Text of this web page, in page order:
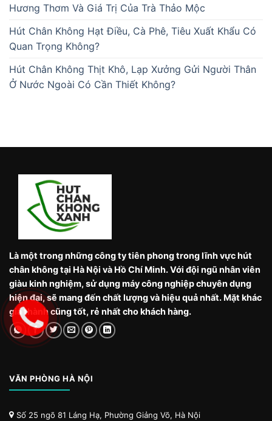
Hương Thơm Và Giá Trị Của Trà Thảo Mộc
Hút Chân Không Hạt Điều, Cà Phê, Tiêu Xuất Khẩu Có
Quan Trọng Không?
Hút Chân Không Thịt Khô, Lạp Xưởng Gửi Người Thân
Ở Nước Ngoài Có Cần Thiết Không?
Là một trong những công ty tiên phong trong lĩnh vực hút
chân không tại Hà Nội và Hồ Chí Minh. Với đội ngũ nhân viên
giàu kinh nghiệm, sử dụng máy công nghiệp chuyên dụng
hiện đại, sẽ mang đến chất lượng và hiệu quả nhất. Mặt khác
giá thành cũng tốt, rẻ nhất cho khách hàng.
VĂN PHÒNG HÀ NỘI
Số 25 ngõ 81 Láng Hạ, Phường Giảng Võ, Hà Nội